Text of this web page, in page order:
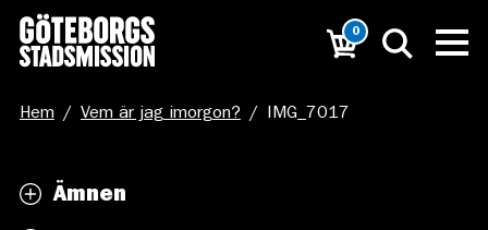
0
Hem / Vem är jag imorgon? / IMG_7017
Ämnen